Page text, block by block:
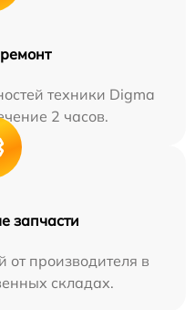
техники Digma
2 часов.
запчасти
от производителя в
складах.